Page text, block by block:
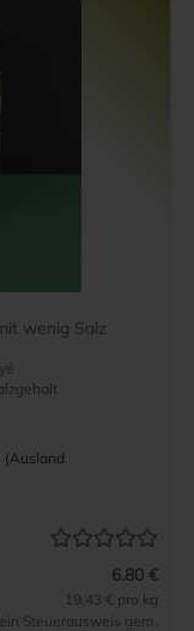
wenig Salz
(Ausland
6.80 €
19.43 € pro kg
Steuerausweis gem.